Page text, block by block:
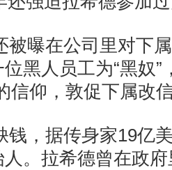
被曝在公司里对下
黑人员工为“黑奴”
信仰，敦促下属改
钱，据传身家19亿
。拉希德曾在政